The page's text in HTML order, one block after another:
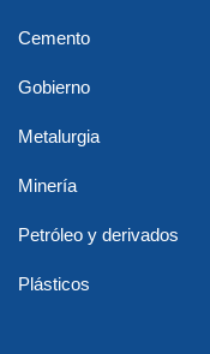
Cemento
Gobierno
Metalurgia
Minería
Petróleo y derivados
Plásticos